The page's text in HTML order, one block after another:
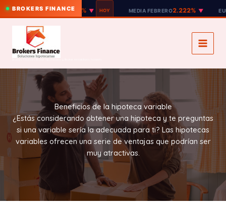
BROKERS FINANCE
EURIBOR 12M2.221% ▼ HOY MEDIA FEBRERO 2.222% ▼ EURIBOR
contenido
Brokers Finance | Broker hipotecario y Broker inmobiliario honesto
Beneficios de la hipoteca variable
​¿Estás considerando obtener una hipoteca y te preguntas
si una variable sería la adecuada para ti? Las hipotecas
variables ofrecen una serie de ventajas que podrían ser
muy atractivas.